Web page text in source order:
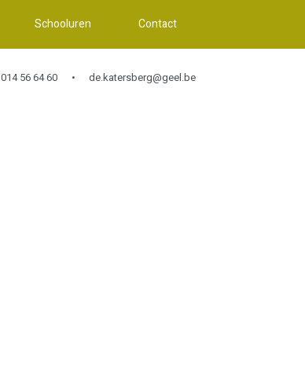
Schooluren Contact
014 56 64 60 de.katersberg@geel.be